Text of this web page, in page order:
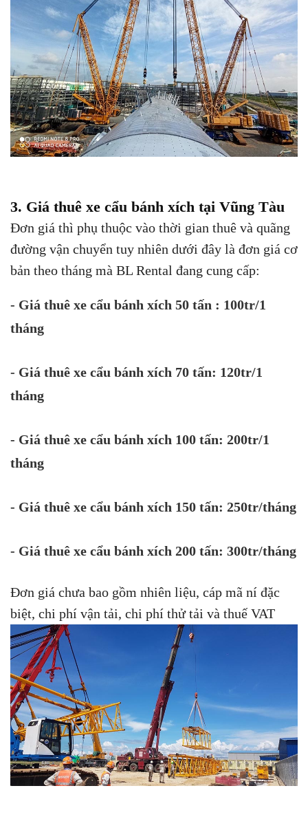
3. Giá thuê xe cẩu bánh xích tại Vũng Tàu
Đơn giá thì phụ thuộc vào thời gian thuê và quãng
đường vận chuyển tuy nhiên dưới đây là đơn giá cơ
bản theo tháng mà BL Rental đang cung cấp:
- Giá thuê xe cẩu bánh xích 50 tấn : 100tr/1
tháng
- Giá thuê xe cẩu bánh xích 70 tấn: 120tr/1
tháng
- Giá thuê xe cẩu bánh xích 100 tấn: 200tr/1
tháng
- Giá thuê xe cẩu bánh xích 150 tấn: 250tr/tháng
- Giá thuê xe cẩu bánh xích 200 tấn: 300tr/tháng
Đơn giá chưa bao gồm nhiên liệu, cáp mã ní đặc
biệt, chi phí vận tải, chi phí thử tải và thuế VAT